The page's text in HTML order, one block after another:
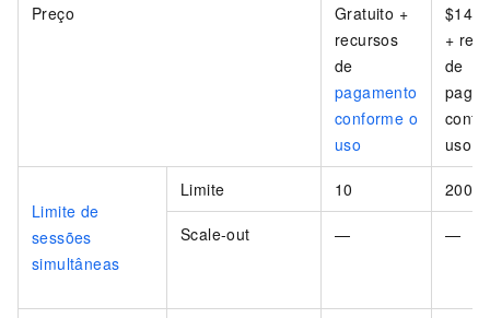
Preço
Gratuito +
recursos
de
pagamento
conforme o
uso
+
de
uso
Limite de
sessões
simultâneas
Limite 10 200
Scale-out — —